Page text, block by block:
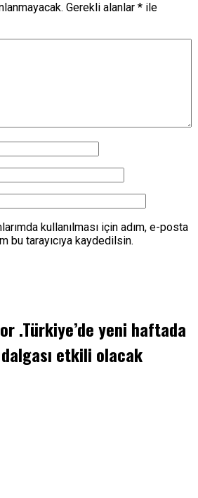
13 ölü, 16 yaralı
okuduğu şiir Brezilyalıları kızdırdı
Gerekli alanlar * ile
kullanılması için adım, e-posta
bu tarayıcıya kaydedilsin.
.Türkiye’de yeni haftada
dalgası etkili olacak